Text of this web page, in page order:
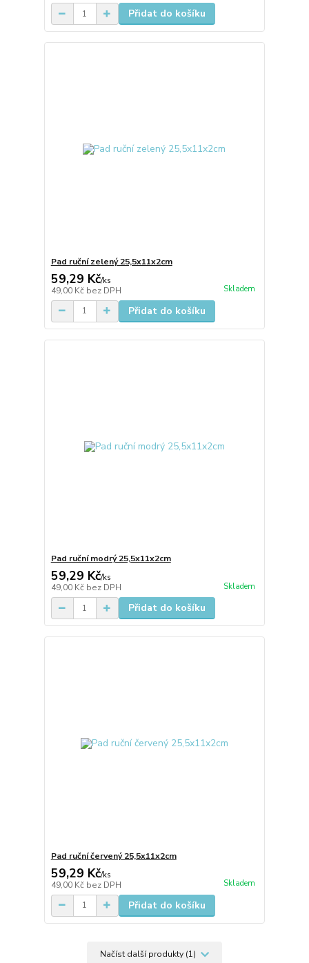
Přidat do košíku
Pad ruční zelený 25,5x11x2cm
59,29 Kč/ks
49,00 Kč bez DPH Skladem
Přidat do košíku
Pad ruční modrý 25,5x11x2cm
59,29 Kč/ks
49,00 Kč bez DPH Skladem
Přidat do košíku
Pad ruční červený 25,5x11x2cm
59,29 Kč/ks
49,00 Kč bez DPH Skladem
Přidat do košíku
Načíst další produkty (1)